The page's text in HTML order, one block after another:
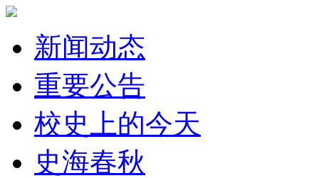
新闻动态
重要公告
校史上的今天
史海春秋